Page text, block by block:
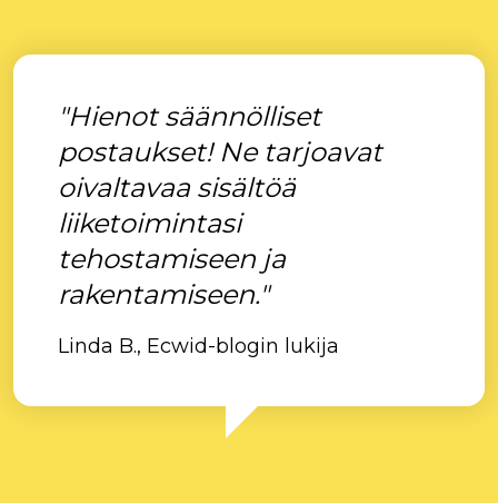
"Hienot säännölliset
postaukset! Ne tarjoavat
oivaltavaa sisältöä
liiketoimintasi
tehostamiseen ja
rakentamiseen."
Linda B., Ecwid-blogin lukija